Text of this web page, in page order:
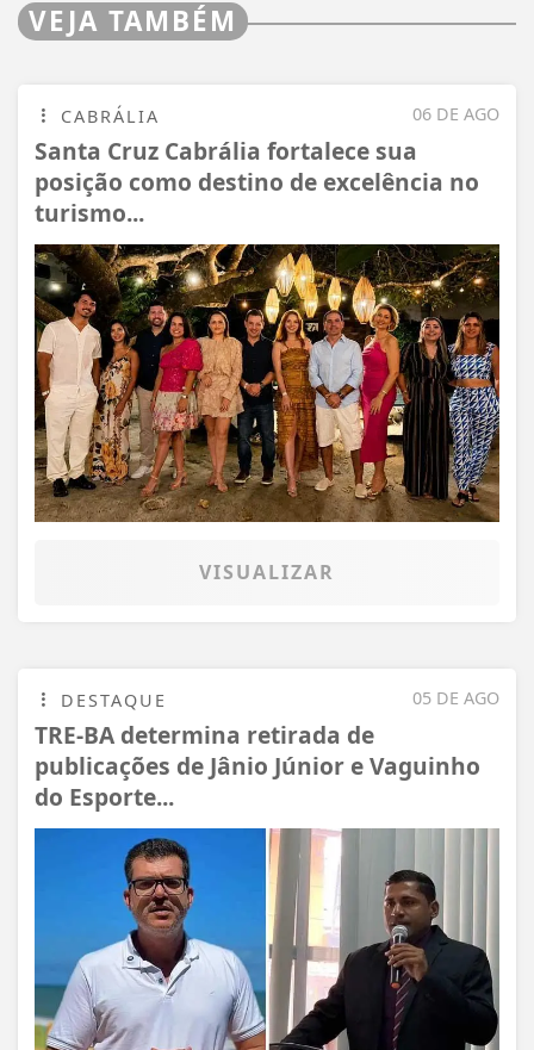
VEJA TAMBÉM
06 DE AGO
CABRÁLIA
Santa Cruz Cabrália fortalece sua
posição como destino de excelência no
turismo...
VISUALIZAR
05 DE AGO
DESTAQUE
TRE-BA determina retirada de
publicações de Jânio Júnior e Vaguinho
do Esporte...